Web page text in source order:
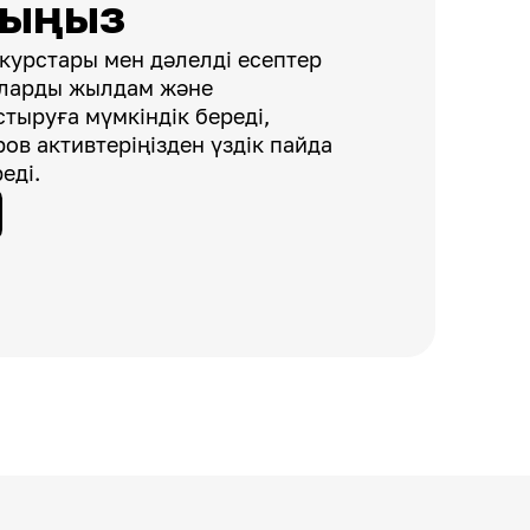
мен дәлелді есептер
жылдам және
мүмкіндік береді,
активтеріңізден үздік пайда